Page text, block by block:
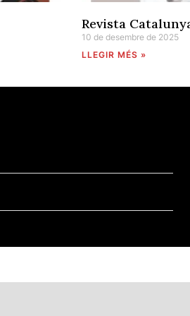
Revista
10 de desembre de 2025
LLEGIR MÉS »